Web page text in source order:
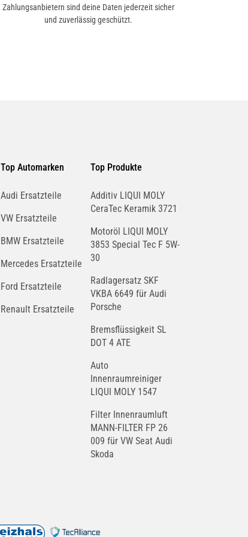
Zahlungsanbietern sind deine Daten jederzeit sicher
und zuverlässig geschützt.
Top Automarken
Audi Ersatzteile
VW Ersatzteile
BMW Ersatzteile
Mercedes Ersatzteile
Ford Ersatzteile
Renault Ersatzteile
Top Produkte
Additiv LIQUI MOLY
CeraTec Keramik 3721
Motoröl LIQUI MOLY
3853 Special Tec F 5W-
30
Radlagersatz SKF
VKBA 6649 für Audi
Porsche
Bremsflüssigkeit SL
DOT 4 ATE
Auto
Innenraumreiniger
LIQUI MOLY 1547
Filter Innenraumluft
MANN-FILTER FP 26
009 für VW Seat Audi
Skoda